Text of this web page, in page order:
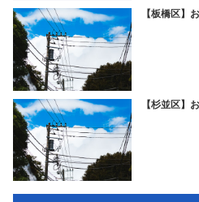
【板橋区】
【杉並区】